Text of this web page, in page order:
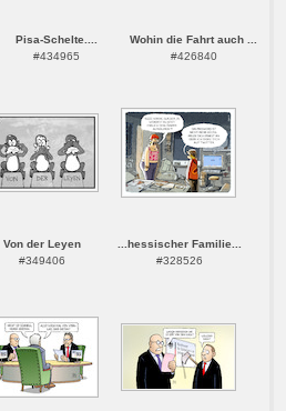
Pisa-Schelte....
#434965
Wohin die Fahrt auch ...
#426840
Von der Leyen
#349406
...hessischer Familie...
#328526